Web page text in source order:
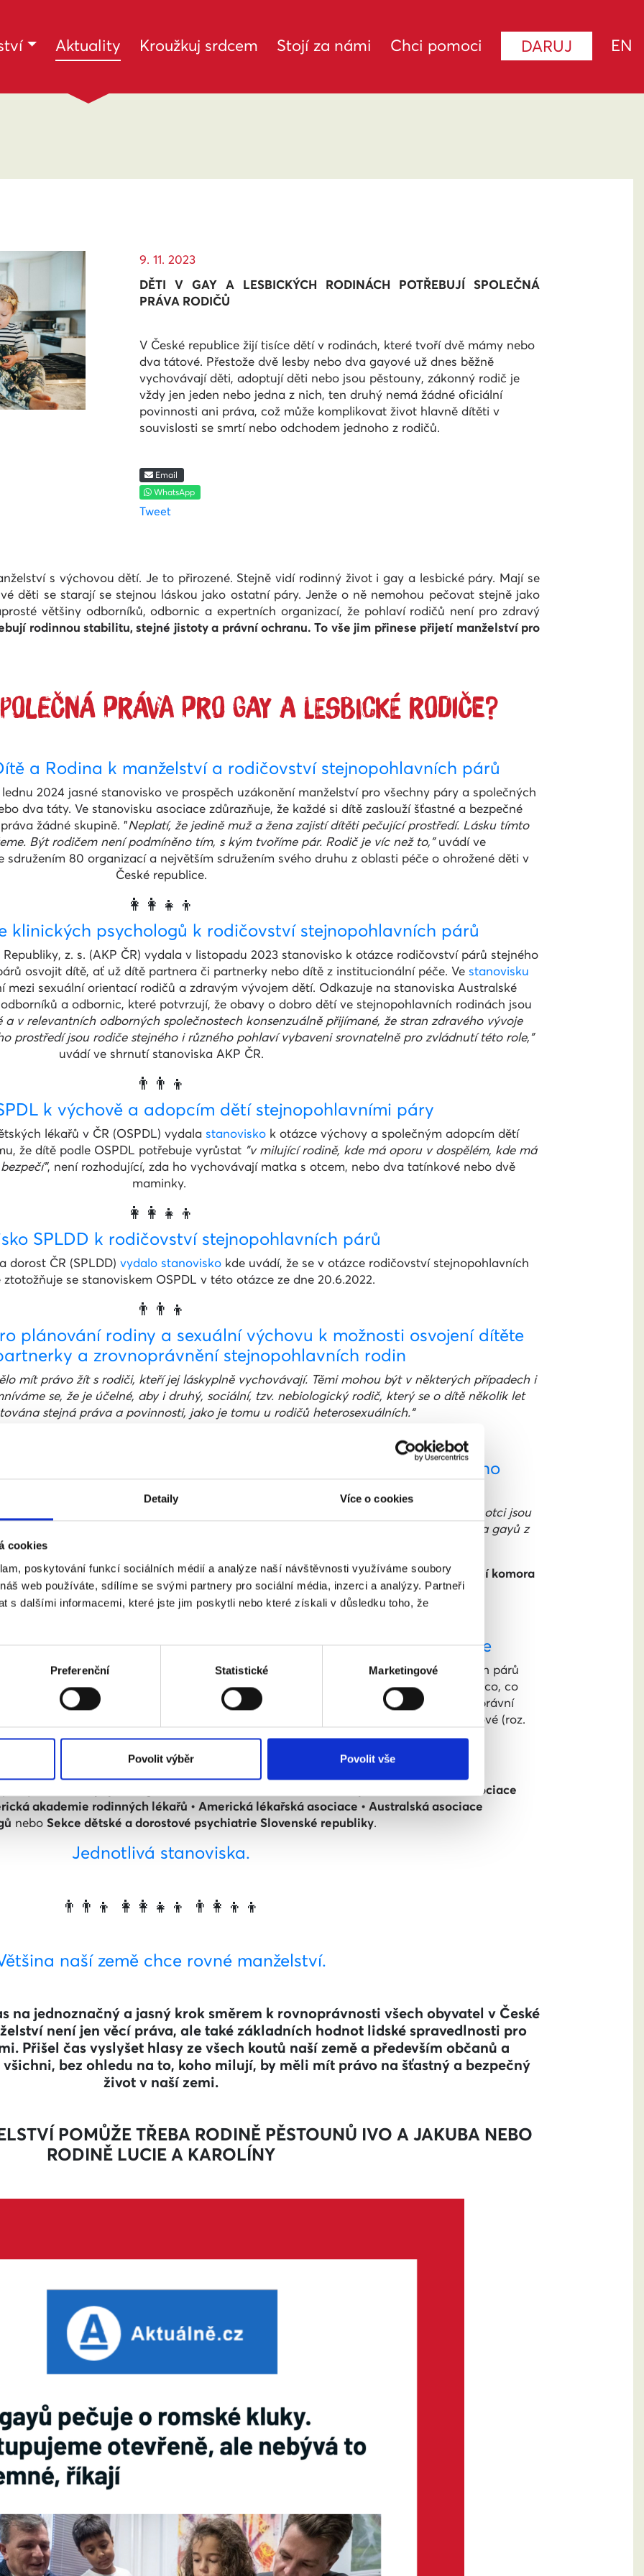
Detaily Více o cookies
cookies
poskytování funkcí sociálních médií a analýze naší návštěvnosti využíváme soubory
web používáte, sdílíme se svými partnery pro sociální média, inzerci a analýzy. Partneři
s dalšími informacemi, které jste jim poskytli nebo které získali v důsledku toho, že
Preferenční Statistické Marketingové
Povolit výběr Povolit vše
Aktuality (current)
Kroužkuj srdcem Stojí za námi Chci pomoci DARUJ EN
9. 11. 2023
DĚTI V GAY A LESBICKÝCH RODINÁCH POTŘEBUJÍ SPOLEČNÁ
PRÁVA RODIČŮ
V České republice žijí tisíce dětí v rodinách, které tvoří dvě mámy nebo
dva tátové. Přestože dvě lesby nebo dva gayové už dnes běžně
vychovávají děti, adoptují děti nebo jsou pěstouny, zákonný rodič je
vždy jen jeden nebo jedna z nich, ten druhý nemá žádné oficiální
povinnosti ani práva, což může komplikovat život hlavně dítěti v
souvislosti se smrtí nebo odchodem jednoho z rodičů.
Email
WhatsApp
Tweet
s výchovou dětí. Je to přirozené. Stejně vidí rodinný život i gay a lesbické páry. Mají se
děti se starají se stejnou láskou jako ostatní páry. Jenže o ně nemohou pečovat stejně jako
většiny odborníků, odbornic a expertních organizací, že pohlaví rodičů není pro zdravý
rodinnou stabilitu, stejné jistoty a právní ochranu. To vše jim přinese přijetí manželství pro
PRÁVA PRO GAY A LESBICKÉ RODIČE?
a Rodina k manželství a rodičovství stejnopohlavních párů
2024 jasné stanovisko ve prospěch uzákonění manželství pro všechny páry a společných
dva táty. Ve stanovisku asociace zdůrazňuje, že každé si dítě zaslouží šťastné a bezpečné
žádné skupině. "Neplatí, že jedině muž a žena zajistí dítěti pečující prostředí. Lásku tímto
Být rodičem není podmíněno tím, s kým tvoříme pár. Rodič je víc než to,"uvádí ve
sdružením 80 organizací a největším sdružením svého druhu z oblasti péče o ohrožené děti v
České republice.
👩‍👩‍👧‍👦
klinických psychologů k rodičovství stejnopohlavních párů
z. s. (AKP ČR) vydala v listopadu 2023 stanovisko k otázce rodičovství párů stejného
osvojit dítě, ať už dítě partnera či partnerky nebo dítě z institucionální péče. Ve stanovisku
mezi sexuální orientací rodičů a zdravým vývojem dětí. Odkazuje na stanoviska Australské
a odbornic, které potvrzují, že obavy o dobro dětí ve stejnopohlavních rodinách jsou
a v relevantních odborných společnostech konsenzuálně přijímané, že stran zdravého vývoje
prostředí jsou rodiče stejného i různého pohlaví vybaveni srovnatelně pro zvládnutí této role,”
uvádí ve shrnutí stanoviska AKP ČR.
👨‍👨‍👦
k výchově a adopcím dětí stejnopohlavními páry
lékařů v ČR (OSPDL) vydala stanoviskok otázce výchovy a společným adopcím dětí
že dítě podle OSPDL potřebuje vyrůstat "v milující rodině, kde má oporu v dospělém, kde má
, není rozhodující, zda ho vychovávají matka s otcem, nebo dva tatínkové nebo dvě
maminky.
👩‍👩‍👧‍👦
SPLDD k rodičovství stejnopohlavních párů
dorost ČR (SPLDD) vydalo stanoviskokde uvádí, že se v otázce rodičovství stejnopohlavních
ztotožňuje se stanoviskem OSPDL v této otázce ze dne 20.6.2022.
👨‍👨‍👦
plánování rodiny a sexuální výchovu k možnosti osvojení dítěte
a zrovnoprávnění stejnopohlavních rodin
mít právo žít s rodiči, kteří jej láskyplně vychovávají. Těmi mohou být v některých případech i
se, že je účelné, aby i druhý, sociální, tzv. nebiologický rodič, který se o dítě několik let
stejná práva a povinnosti, jako je tomu u rodičů heterosexuálních.“
odborníků, odbornic a expertních organizací k přijetí rovného
manželství
na závěr rádi shrnuli, že obavy o dobro dětí vyrůstajících s dvěma matkami nebo otci jsou
stejnopohlavním párům může mít pozitivní dopad na obavy zejména mladých leseb a gayů z
v rodinách či kolektivu a na jejich celkové duševní zdraví."
Prezidium Asociace manželských a rodinných poradců České republiky, z. s. • Profesní komora
– výbor komoryneboAliance náhradních rodin České republiky.
manželství nezpůsobí porušení úmluvy o právech dítěte
Seznam Zprávyuvedl, že nepodporuje společná rodičovská práva stejnopohlavních párů
protože má obavy, aby to nebylo v rozporu s Úmluvou o právech dítěte. Je to něco, co
pro rodinu, ale občas to zmíní i některý z politiků a političek. Že to nemá žádné právní
spoluautorky českého komentáře k Úmluvě o právech dítěte, Mgr. Anny Sležkové (roz.
Hofschneiderové).
👨‍👨‍👦
Americká psychologická asociace • Americká akademie pediatrů • Národní asociace
akademie rodinných lékařů • Americká lékařská asociace • Australská asociace
nebo Sekce dětské a dorostové psychiatrie Slovenské republiky.
Jednotlivá stanoviska.
👨‍👨‍👦 👩‍👩‍👧‍👦 👨‍👩‍👦‍👦
naší země chce rovné manželství.
na jednoznačný a jasný krok směrem k rovnoprávnosti všech obyvatel v České
není jen věcí práva, ale také základních hodnot lidské spravedlnosti pro
Přišel čas vyslyšet hlasy ze všech koutů naší země a především občanů a
bez ohledu na to, koho milují, by měli mít právo na šťastný a bezpečný
život v naší zemi.
POMŮŽE TŘEBA RODINĚ PĚSTOUNŮ IVO A JAKUBA NEBO
RODINĚ LUCIE A KAROLÍNY